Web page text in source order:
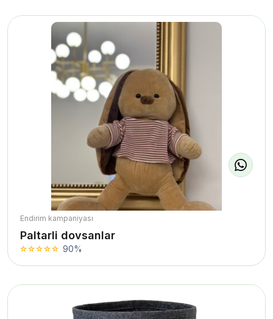
Endirim kampaniyası
Paltarli dovsanlar
90%